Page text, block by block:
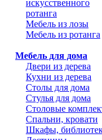
искусственного
ротанга
Мебель из лозы
Мебель из ротанга
Мебель для дома
Двери из дерева
Кухни из дерева
Столы для дома
Стулья для дома
Столовые
Спальни, кровати
Шкафы,